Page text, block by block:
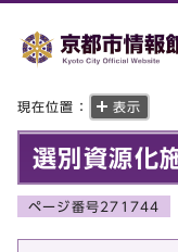
現在位置： 表示
選別資源化
ページ番号271744